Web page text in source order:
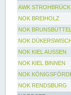
AWK STROHBRÜCK
NOK BREIHOLZ
NOK BRUNSBÜTTEL
NOK
NOK KIEL AUSSEN
NOK KIEL BINNEN
NOK
NOK RENDSBURG